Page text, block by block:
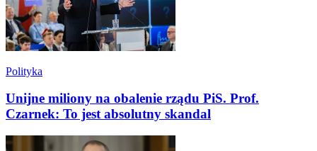
Polityka
Unijne miliony na obalenie rządu PiS. Prof.
Czarnek: To jest absolutny skandal